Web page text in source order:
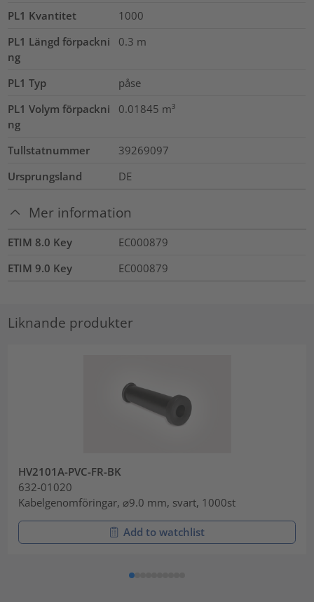
PL1 Kvantitet
1000
PL1 Längd förpackni
ng
0.3 m
PL1 Typ
påse
PL1 Volym förpackni
ng
0.01845 m³
Tullstatnummer
39269097
Ursprungsland
DE
Mer information
ETIM 8.0 Key
EC000879
ETIM 9.0 Key
EC000879
Liknande produkter
HV2101A-PVC-FR-BK
632-01020
Kabelgenomföringar, ⌀9.0 mm, svart, 1000st
Add to watchlist